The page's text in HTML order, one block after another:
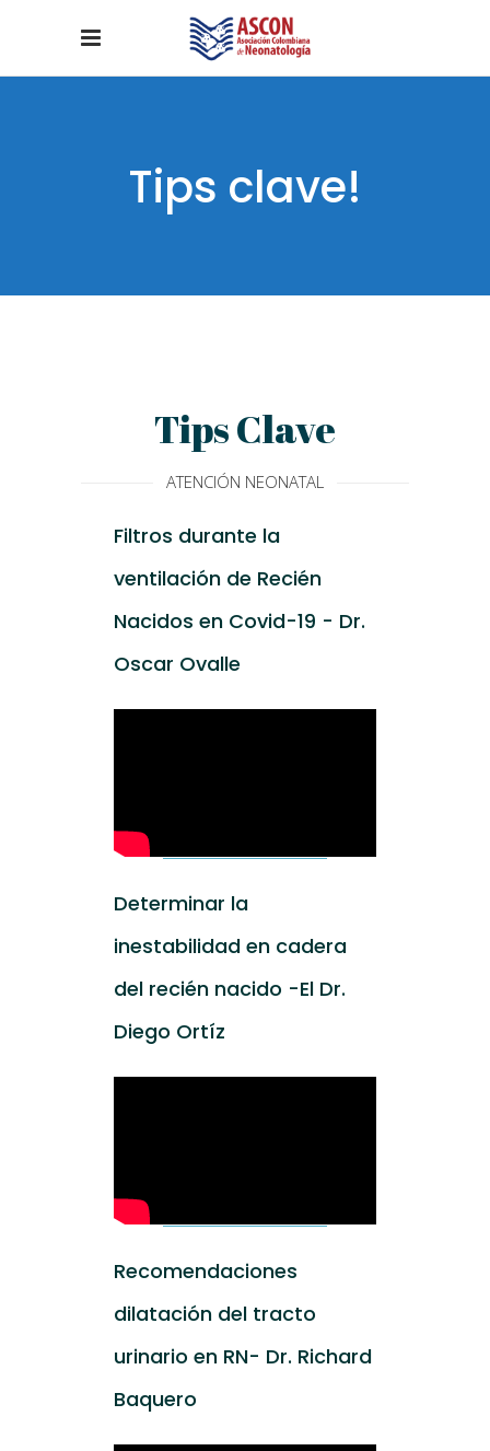
Tips clave!
Tips Clave
ATENCIÓN NEONATAL
Filtros durante la
ventilación de Recién
Nacidos en Covid-19 - Dr.
Oscar Ovalle
Determinar la
inestabilidad en cadera
del recién nacido -El Dr.
Diego Ortíz
Recomendaciones
dilatación del tracto
urinario en RN- Dr. Richard
Baquero